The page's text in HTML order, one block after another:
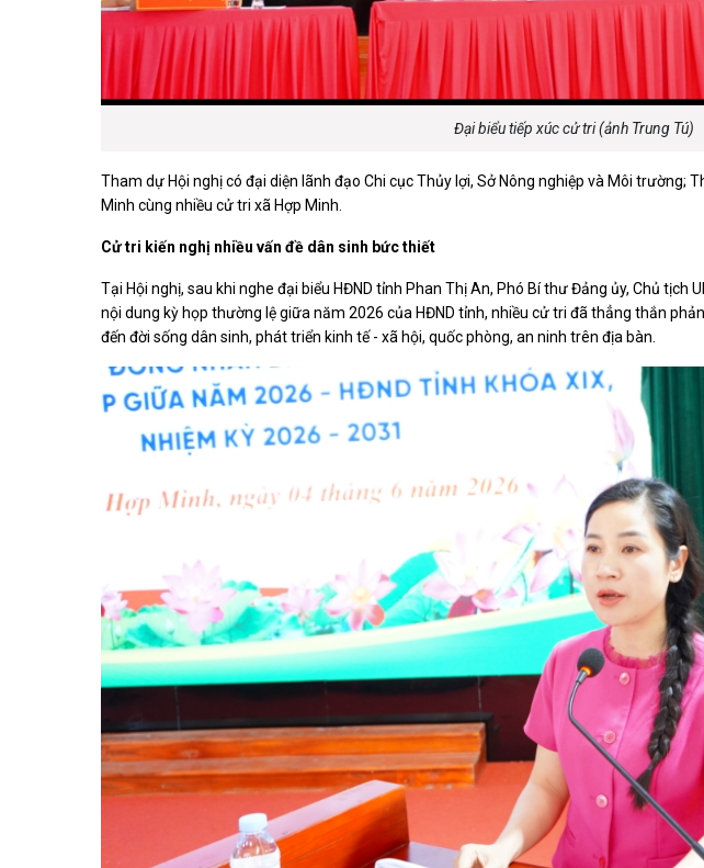
Đại biểu tiếp xúc cử tri (ảnh Trung Tú)
Tham dự Hội nghị có đại diện lãnh đạo Chi cục Thủy lợi, Sở Nông nghiệp và Môi trường;
Minh cùng nhiều cử tri xã Hợp Minh.
Cử tri kiến nghị nhiều vấn đề dân sinh bức thiết
Tại Hội nghị, sau khi nghe đại biểu HĐND tỉnh Phan Thị An, Phó Bí thư Đảng ủy, Chủ tịch
nội dung kỳ họp thường lệ giữa năm 2026 của HĐND tỉnh, nhiều cử tri đã thẳng thắn
đến đời sống dân sinh, phát triển kinh tế - xã hội, quốc phòng, an ninh trên địa bàn.